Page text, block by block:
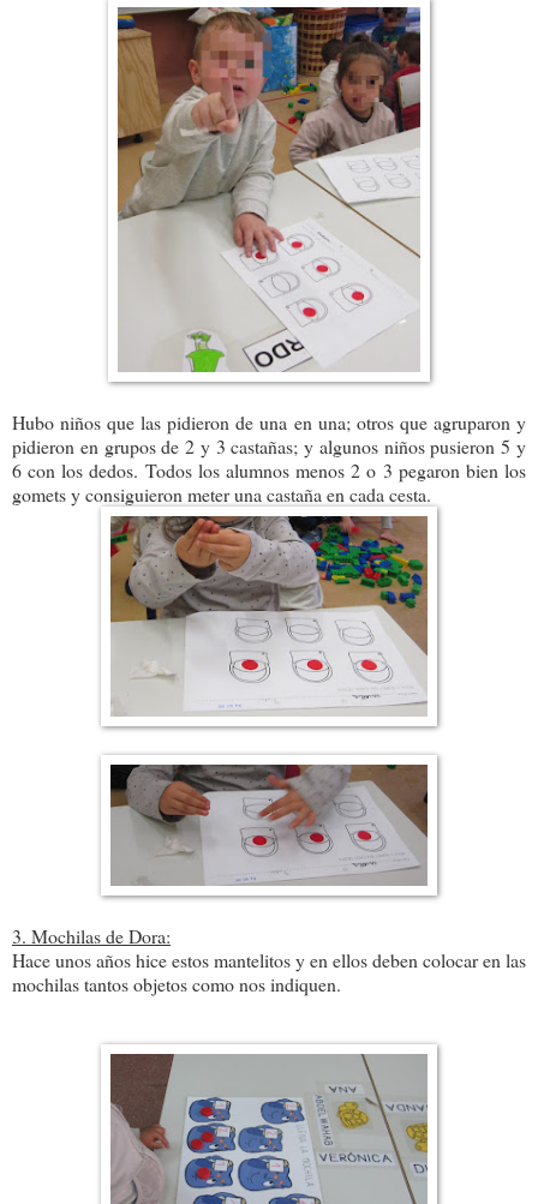
Hubo niños que las pidieron de una en una; otros que agruparon y
pidieron en grupos de 2 y 3 castañas; y algunos niños pusieron 5 y
6 con los dedos. Todos los alumnos menos 2 o 3 pegaron bien los
gomets y consiguieron meter una castaña en cada cesta.
3. Mochilas de Dora:
Hace unos años hice estos mantelitos y en ellos deben colocar en las
mochilas tantos objetos como nos indiquen.